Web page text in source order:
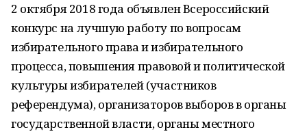
2 октября 2018 года объявлен Всероссийский
конкурс на лучшую работу по вопросам
избирательного права и избирательного
процесса, повышения правовой и политической
культуры избирателей (участников
референдума), организаторов выборов в органы
государственной власти, органы местного